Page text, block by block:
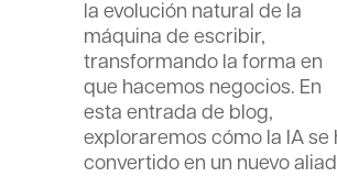
la evolución natural de la
máquina de escribir,
transformando la forma en
que hacemos negocios. En
esta entrada de blog,
exploraremos cómo la IA se
convertido en un nuevo